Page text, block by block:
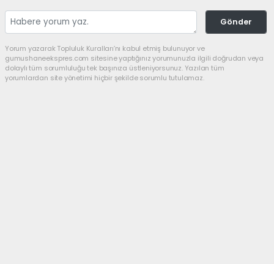
Gönder
Yorum yazarak Topluluk Kuralları’nı kabul etmiş bulunuyor ve
gumushaneekspres.com sitesine yaptığınız yorumunuzla ilgili doğrudan veya
dolaylı tüm sorumluluğu tek başınıza üstleniyorsunuz. Yazılan tüm
yorumlardan site yönetimi hiçbir şekilde sorumlu tutulamaz.